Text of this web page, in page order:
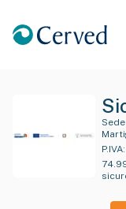
P.IVA: